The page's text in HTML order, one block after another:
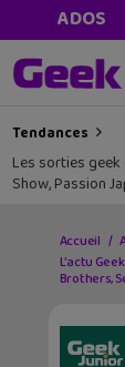
ADOS
Tendances
Les sorties geek
Show, Passion
Accueil
L’actu
Brothers,